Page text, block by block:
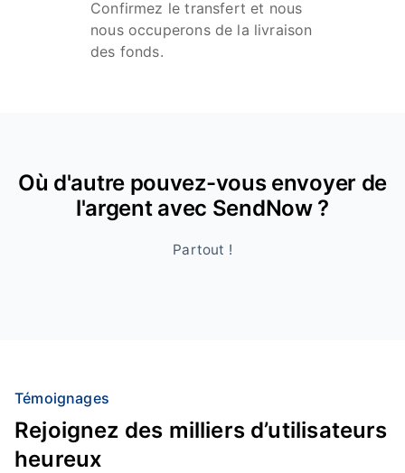
Confirmez le transfert et nous
nous occuperons de la livraison
des fonds.
Où d'autre pouvez-vous envoyer de
l'argent avec SendNow ?
Partout !
Témoignages
Rejoignez des milliers d’utilisateurs
heureux